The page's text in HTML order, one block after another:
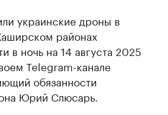
украинские дроны в
районах
в ночь на 14 августа 2025
Telegram-канале
обязанности
Юрий Слюсарь.